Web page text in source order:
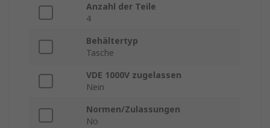
Anzahl der Teile
4
Behältertyp
Tasche
VDE 1000V zugelassen
Nein
Normen/Zulassungen
No